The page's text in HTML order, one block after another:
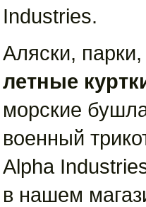
Industries.
Аляски,
летные
морские
военный
Alpha
в нашем